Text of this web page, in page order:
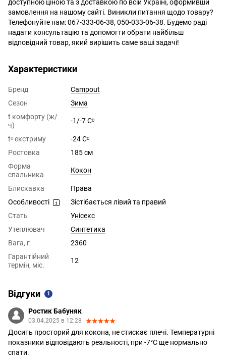
доступною ціною та з доставкою по всій Україні, оформивши
замовлення на нашому сайті. Виникли питання щодо товару?
Телефонуйте нам: 067-333-06-38, 050-033-06-38. Будемо раді
надати консультацію та допомогти обрати найбільш
відповідний товар, який вирішить саме ваші задачі!
Характеристики
Бренд
Campout
Сезон
Зима
t комфорту (ж/
ч)
-1/-7 Сᵒ
tᵒ екстриму
-24 Сᵒ
Ростовка
185 см
Форма
спальника
Кокон
Блискавка
Права
Особливості
Зістібається лівий та правий
Стать
Унісекс
Утеплювач
Синтетика
Вага, г
2360
Гарантійний
термін, міс.
12
Відгуки 1
Ростик Бабуняк
03.04.2025 в 12:28
Досить просторий для кокона, не стискає плечі. Температурні
показники відповідають реальності, при -7°C ще нормально
спати.